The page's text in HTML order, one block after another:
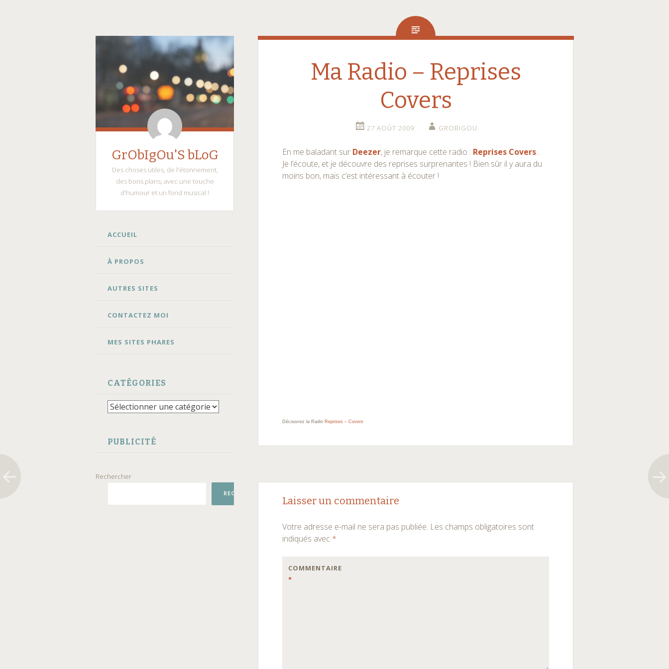
GrObIgOu'S bLoG
Des choses utiles, de l'étonnement,
des bons plans, avec une touche
d'humour et un fond musical !
ALLER
CONTENU
ACCUEIL
À PROPOS
AUTRES SITES
CONTACTEZ MOI
MES SITES PHARES
CATÉGORIES
Catégories
PUBLICITÉ
Rechercher
RECHERCHER
Ma Radio – Reprises
Covers
27 AOÛT 2009 GROBIGOU
En me baladant sur Deezer, je remarque cette radio : Reprises Covers…
Je l’écoute, et je découvre des reprises surprenantes ! Bien sûr il y aura du
moins bon, mais c’est intéressant à écouter !
Découvrez la Radio Reprises – Covers
Navigation
articles
Laisser un commentaire
Votre adresse e-mail ne sera pas publiée. Les champs obligatoires sont
indiqués avec *
COMMENTAIRE
*